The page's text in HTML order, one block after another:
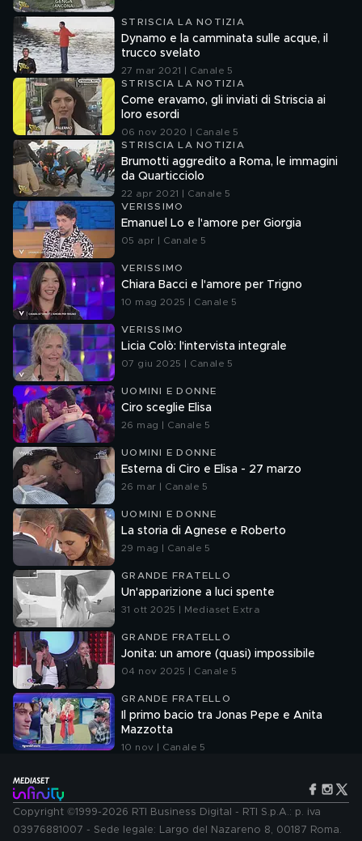
STRISCIA LA NOTIZIA
Dynamo e la camminata sulle acque, il
trucco svelato
27 mar 2021 | Canale 5
STRISCIA LA NOTIZIA
Come eravamo, gli inviati di Striscia ai
loro esordi
06 nov 2020 | Canale 5
STRISCIA LA NOTIZIA
Brumotti aggredito a Roma, le immagini
da Quarticciolo
22 apr 2021 | Canale 5
VERISSIMO
Emanuel Lo e l'amore per Giorgia
05 apr | Canale 5
VERISSIMO
Chiara Bacci e l'amore per Trigno
10 mag 2025 | Canale 5
VERISSIMO
Licia Colò: l'intervista integrale
07 giu 2025 | Canale 5
UOMINI E DONNE
Ciro sceglie Elisa
26 mag | Canale 5
UOMINI E DONNE
Esterna di Ciro e Elisa - 27 marzo
26 mar | Canale 5
UOMINI E DONNE
La storia di Agnese e Roberto
29 mag | Canale 5
GRANDE FRATELLO
Un'apparizione a luci spente
31 ott 2025 | Mediaset Extra
GRANDE FRATELLO
Jonita: un amore (quasi) impossibile
04 nov 2025 | Canale 5
GRANDE FRATELLO
Il primo bacio tra Jonas Pepe e Anita
Mazzotta
10 nov | Canale 5
Copyright ©1999-2026 RTI Business Digital - RTI S.p.A.: p. iva
03976881007 - Sede legale: Largo del Nazareno 8, 00187 Roma.